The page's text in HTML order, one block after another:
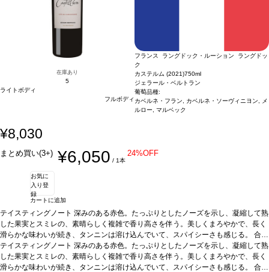
同様の場合は自動的に次のヴィンテージに変更されます、ご了承ください。
在庫あり
5
ライトボディ
フルボディ
フランス ラングドック・ルーション ラングドッ
ク
カステルム (2021)750ml
ジェラール・ベルトラン
葡萄品種:
カベルネ・フラン, カベルネ・ソーヴィニヨン, メ
ルロー, マルベック
¥8,030
まとめ買い(3+) ¥6,050 / 1本
24%OFF
お気に
入り登
録
カートに追加
テイスティングノート 深みのある赤色。たっぷりとしたノーズを示し、凝縮して熟
した果実とスミレの、素晴らしく複雑で香り高さを伴う。美しくまろやかで、長く
滑らかな味わいが続き、タンニンは溶け込んでいて、スパイシーさも感じる。 合う
料理ラムラック、チーズなどと好相性葡萄品種カベルネ・フラン、カベルネ・ソ
ーヴィニヨン、メルロー、マルベック*本ヴィンテージが在庫切れの場合、在庫が
あり価格が同様の場合は自動的に次のヴィンテージに変更されます、ご了承くださ
テイスティングノート 深みのある赤色。たっぷりとしたノーズを示し、凝縮して熟
した果実とスミレの、素晴らしく複雑で香り高さを伴う。美しくまろやかで、長く
滑らかな味わいが続き、タンニンは溶け込んでいて、スパイシーさも感じる。 合う